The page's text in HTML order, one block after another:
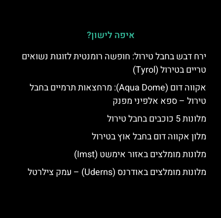
איפה לישון?
ירח דבש בחבל טירול: חופשה רומנטית לזוגות נשואים
טריים בטירול (Tyrol)
אקווה דום (Aqua Dome): מרחצאות תרמיים בחבל
טירול – ספא אלפיני מפנק
מלונות 5 כוכבים בחבל טירול
מלון אקווה דום בחבל אוץ בטירול
מלונות מומלצים באזור אימשט (Imst)
מלונות מומלצים באודרנס (Uderns) – עמק צילרטל